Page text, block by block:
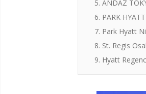
5. ANDAZ
6. PARK
7. Park Hyatt
8. St. Regis
9. Hyatt